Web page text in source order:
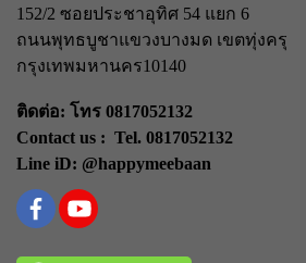
152/2 ซอยประชาอุทิศ 54 แยก 6
ถนนพุทธบูชาแขวงบางมด เขตทุ่งครุ
กรุงเทพมหานคร10140
ติดต่อ: โทร 0817052132
Contact us : Tel. 0817052132
Line iD: @happymeebaan